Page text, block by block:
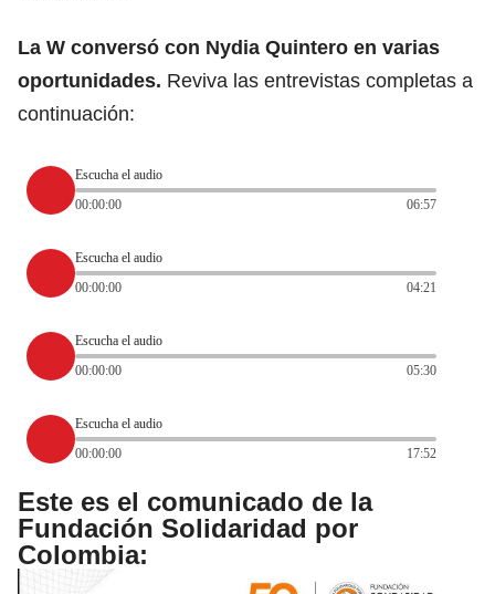
La W conversó con Nydia Quintero en varias
oportunidades. Reviva las entrevistas completas a
continuación:
Escucha el audio
00:00:00
06:57
Escucha el audio
00:00:00
04:21
Escucha el audio
00:00:00
05:30
Escucha el audio
00:00:00
17:52
Este es el comunicado de la
Fundación Solidaridad por
Colombia: